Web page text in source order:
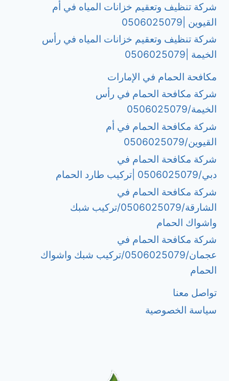
شركة تنظيف وتعقيم خزانات المياه في أم
القيوين |0506025079
شركة تنظيف وتعقيم خزانات المياه في رأس
الخيمة |0506025079
مكافحة الحمام في الإمارات
شركة مكافحة الحمام في رأس
الخيمة/0506025079
شركة مكافحة الحمام في أم
القيوين/0506025079
شركة مكافحة الحمام في
دبي/0506025079 |تركيب طارد الحمام
شركة مكافحة الحمام في
الشارقة/0506025079/تركيب شبك
واشواك الحمام
شركة مكافحة الحمام في
عجمان/0506025079/تركيب شبك واشواك
الحمام
تواصل معنا
سياسة الخصوصية